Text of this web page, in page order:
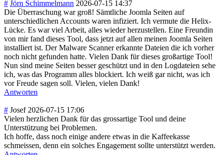
# Jörn Schimmelmann 2026-07-15 14:37
Die Überraschung war groß! Sämtliche Joomla Seiten auf
unterschiedlichen Accounts waren infiziert. Ich vermute die Helix-
Lücke. Es war viel Arbeit, alles wieder herzustellen. Eine Freundin
von mir fand dieses Tool, dass jetzt auf allen meinen Joomla Seiten
installiert ist. Der Malware Scanner erkannte Dateien die ich vorher
noch nicht gefunden hatte. Vielen Dank für dieses großartige Tool!
Nun sind meine Seiten besser geschützt und in den Logdateien sehe
ich, was das Programm alles blockiert. Ich weiß gar nicht, was ich
vor Freude sagen soll. Vielen, vielen Dank!
Antworten
# Josef 2026-07-15 17:06
Vielen herzlichen Dank für das grossartige Tool und deine
Unterstützung bei Problemen.
Ich hoffe, dass noch einige andere etwas in die Kaffeekasse
schmeissen, denn ein solches Engagement sollte unterstützt werden.